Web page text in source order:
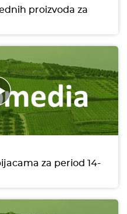
proizvoda za
za period 14-